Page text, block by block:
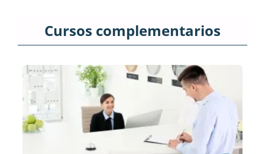
Cursos complementarios